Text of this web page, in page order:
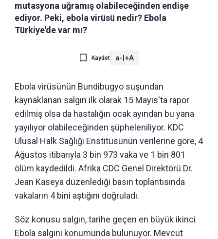
mutasyona uğramış olabileceğinden endişe
ediyor. Peki, ebola virüsü nedir? Ebola
Türkiye'de var mı?
Kaydet a-|+A
Ebola virüsünün Bundibugyo suşundan
kaynaklanan salgın ilk olarak 15 Mayıs'ta rapor
edilmiş olsa da hastalığın ocak ayından bu yana
yayılıyor olabileceğinden şüpheleniliyor. KDC
Ulusal Halk Sağlığı Enstitüsünün verilerine göre, 4
Ağustos itibarıyla 3 bin 973 vaka ve 1 bin 801
ölüm kaydedildi. Afrika CDC Genel Direktörü Dr.
Jean Kaseya düzenlediği basın toplantısında
vakaların 4 bini aştığını doğruladı.
Söz konusu salgın, tarihe geçen en büyük ikinci
Ebola salgını konumunda bulunuyor. Mevcut